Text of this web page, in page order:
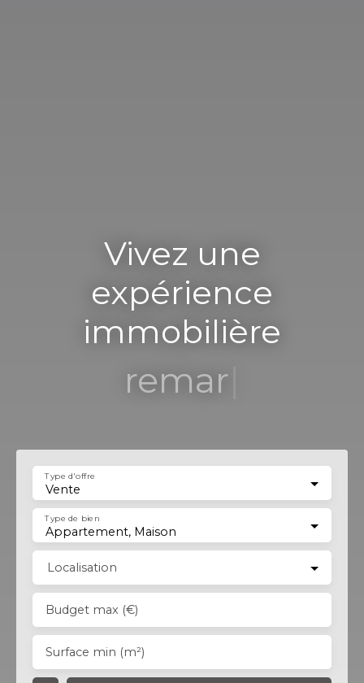
Vivez une
expérience
immobilière
remarquable
Vente
Type d'offre
Appartement, Maison
Type de bien
Localisation
Budget max (€)
Surface min (m²)